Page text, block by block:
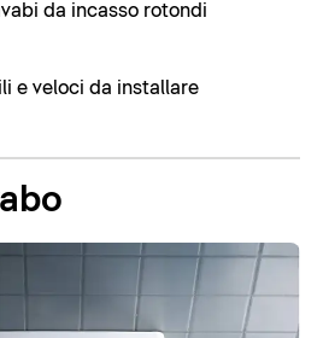
da incasso rotondi
e veloci da installare